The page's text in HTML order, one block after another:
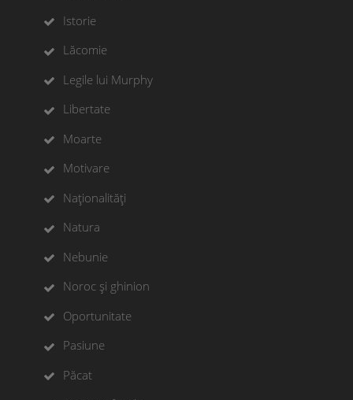
Istorie
Lăcomie
Legile lui Murphy
Libertate
Moarte
Motivare
Naționalități
Natura
Nebunie
Noroc și ghinion
Oportunitate
Pasiune
Păcat